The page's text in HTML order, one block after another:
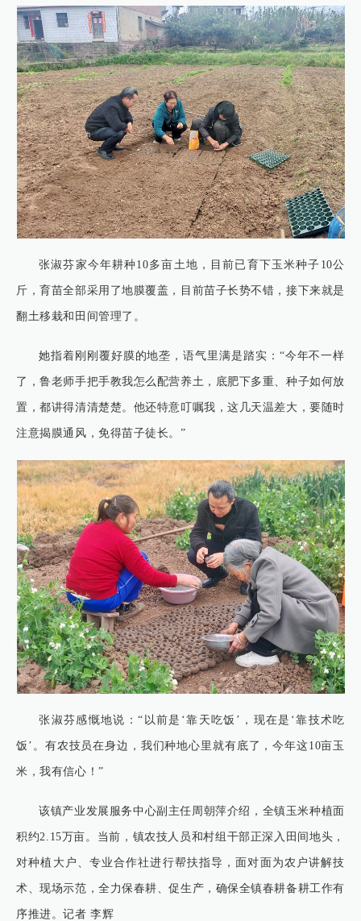
张淑芬家今年耕种10多亩土地，目前已育下玉米种子10公
斤，育苗全部采用了地膜覆盖，目前苗子长势不错，接下来就是
翻土移栽和田间管理了。
她指着刚刚覆好膜的地垄，语气里满是踏实：“今年不一样
了，鲁老师手把手教我怎么配营养土，底肥下多重、种子如何放
置，都讲得清清楚楚。他还特意叮嘱我，这几天温差大，要随时
注意揭膜通风，免得苗子徒长。”
张淑芬感慨地说：“以前是‘靠天吃饭’，现在是‘靠技术吃
饭’。有农技员在身边，我们种地心里就有底了，今年这10亩玉
米，我有信心！”
该镇产业发展服务中心副主任周朝萍介绍，全镇玉米种植面
积约2.15万亩。当前，镇农技人员和村组干部正深入田间地头，
对种植大户、专业合作社进行帮扶指导，面对面为农户讲解技
术、现场示范，全力保春耕、促生产，确保全镇春耕备耕工作有
序推进。记者 李辉